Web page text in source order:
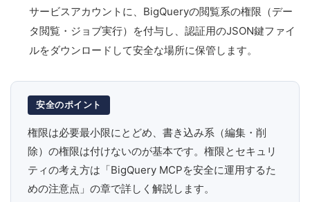
サービスアカウントに、BigQueryの閲覧系の権限（デー
タ閲覧・ジョブ実行）を付与し、認証用のJSON鍵ファイ
ルをダウンロードして安全な場所に保管します。
安全のポイント
権限は必要最小限にとどめ、書き込み系（編集・削
除）の権限は付けないのが基本です。権限とセキュリ
ティの考え方は「BigQuery MCPを安全に運用するた
めの注意点」の章で詳しく解説します。